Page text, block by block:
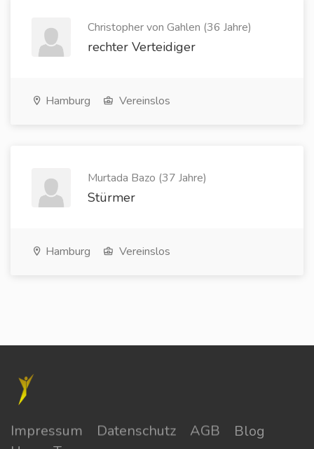
Christopher von Gahlen (36 Jahre)
rechter Verteidiger
Hamburg Vereinslos
Murtada Bazo (37 Jahre)
Stürmer
Hamburg Vereinslos
Impressum Datenschutz AGB
Blog